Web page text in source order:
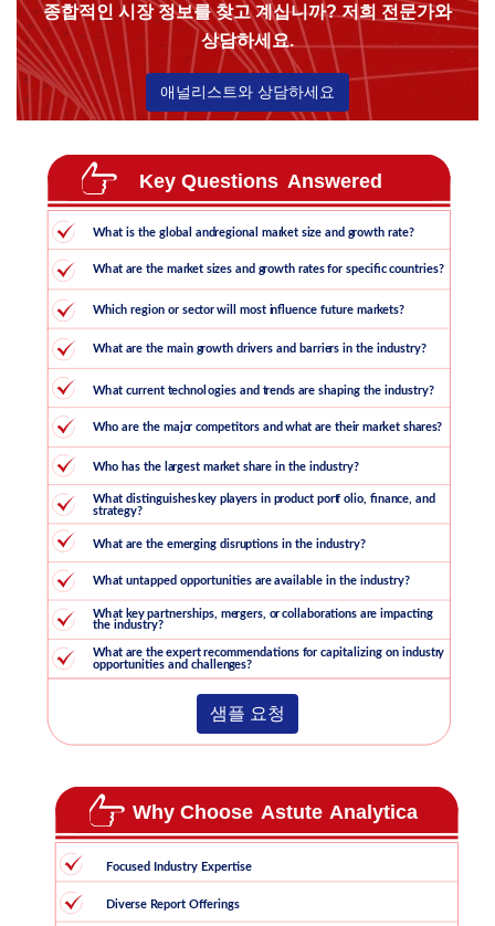
종합적인 시장 정보를 찾고 계십니까? 저희 전문가와
상담하세요.
애널리스트와 상담하세요
샘플 요청